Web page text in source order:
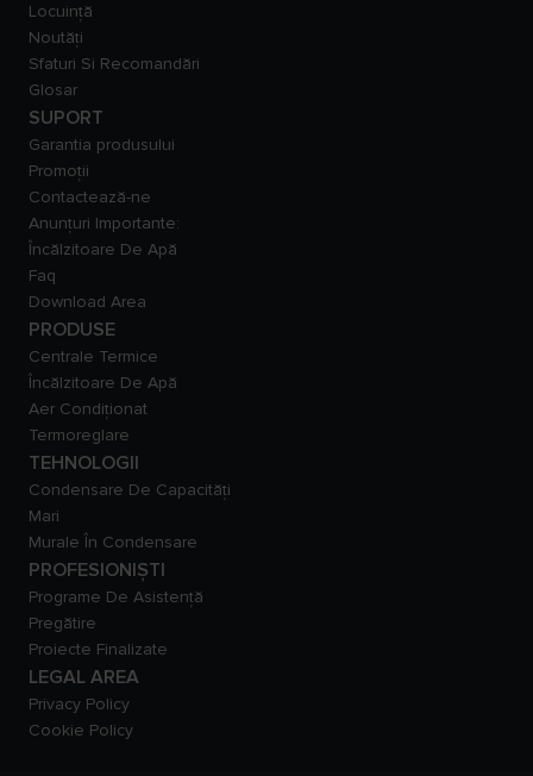
Locuință
Noutăți
Sfaturi Si Recomandări
Glosar
SUPORT
Garantia produsului
Promoții
Contactează-ne
Anunțuri Importante:
Încălzitoare De Apă
Faq
Download Area
PRODUSE
Centrale Termice
Încălzitoare De Apă
Aer Condiționat
Termoreglare
TEHNOLOGII
Condensare De Capacităţi
Mari
Murale În Condensare
PROFESIONIȘTI
Programe De Asistență
Pregătire
Proiecte Finalizate
LEGAL AREA
Privacy Policy
Cookie Policy